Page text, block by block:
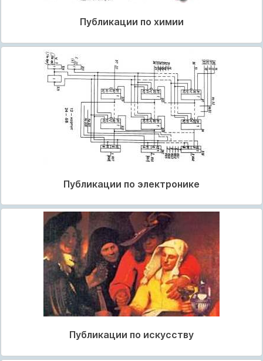
Публикации по химии
Публикации по электронике
Публикации по искусству